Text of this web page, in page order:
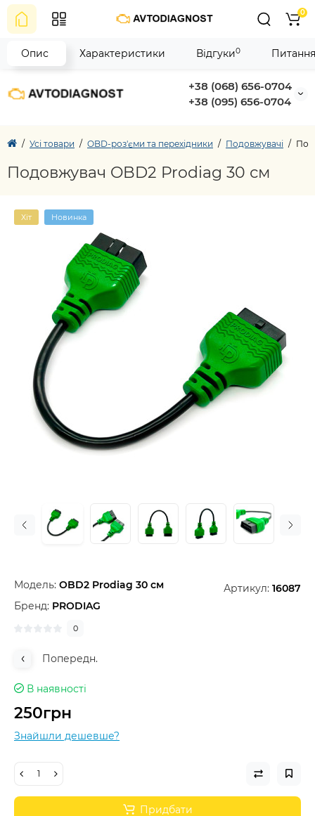
+38 (068) 656-0704
+38 (095) 656-0704
0
Усі товари OBD-роз'єми та перехідники Подовжувачі
Подовжувач OBD2 Prodiag 30 см
Хіт Новинка
Модель: OBD2 Prodiag 30 см Артикул: 16087
Бренд: PRODIAG
0
Попередн.
В наявності
250грн
Знайшли дешевше?
Придбати
Опис Характеристики Відгуки0